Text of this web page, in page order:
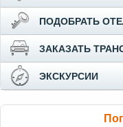
ПОДОБРАТЬ
ЗАКАЗАТЬ
ЭКСКУРСИИ